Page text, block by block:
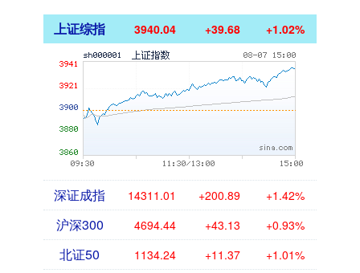
上证综指 3940.04 +39.68 +1.02%
深证成指 14311.01 +200.89 +1.42%
沪深300 4694.44 +43.13 +0.93%
北证50 1134.24 +11.37 +1.01%